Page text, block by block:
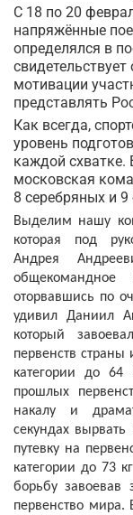
С 18 по 20
напряжённые
определялся в
мотивации
представлять
Как всегда,
уровень
каждой схватке.
московская
8 серебряных и
Выделим нашу
которая под
Андрея
общекомандное
оторвавшись по
удивил Даниил
который
первенств страны
категории до 64
прошлых
накалу и
секундах
путевку на
категории до 73
борьбу
первенство мира.